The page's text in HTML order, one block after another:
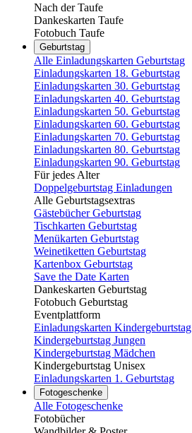
Nach der Taufe
Dankeskarten Taufe
Fotobuch Taufe
Geburtstag
Alle Einladungskarten Geburtstag
Einladungskarten 18. Geburtstag
Einladungskarten 30. Geburtstag
Einladungskarten 40. Geburtstag
Einladungskarten 50. Geburtstag
Einladungskarten 60. Geburtstag
Einladungskarten 70. Geburtstag
Einladungskarten 80. Geburtstag
Einladungskarten 90. Geburtstag
Für jedes Alter
Doppelgeburtstag Einladungen
Alle Geburtstagsextras
Gästebücher Geburtstag
Tischkarten Geburtstag
Menükarten Geburtstag
Weinetiketten Geburtstag
Kartenbox Geburtstag
Save the Date Karten
Dankeskarten Geburtstag
Fotobuch Geburtstag
Eventplattform
Einladungskarten Kindergeburtstag
Kindergeburtstag Jungen
Kindergeburtstag Mädchen
Kindergeburtstag Unisex
Einladungskarten 1. Geburtstag
Fotogeschenke
Alle Fotogeschenke
Fotobücher